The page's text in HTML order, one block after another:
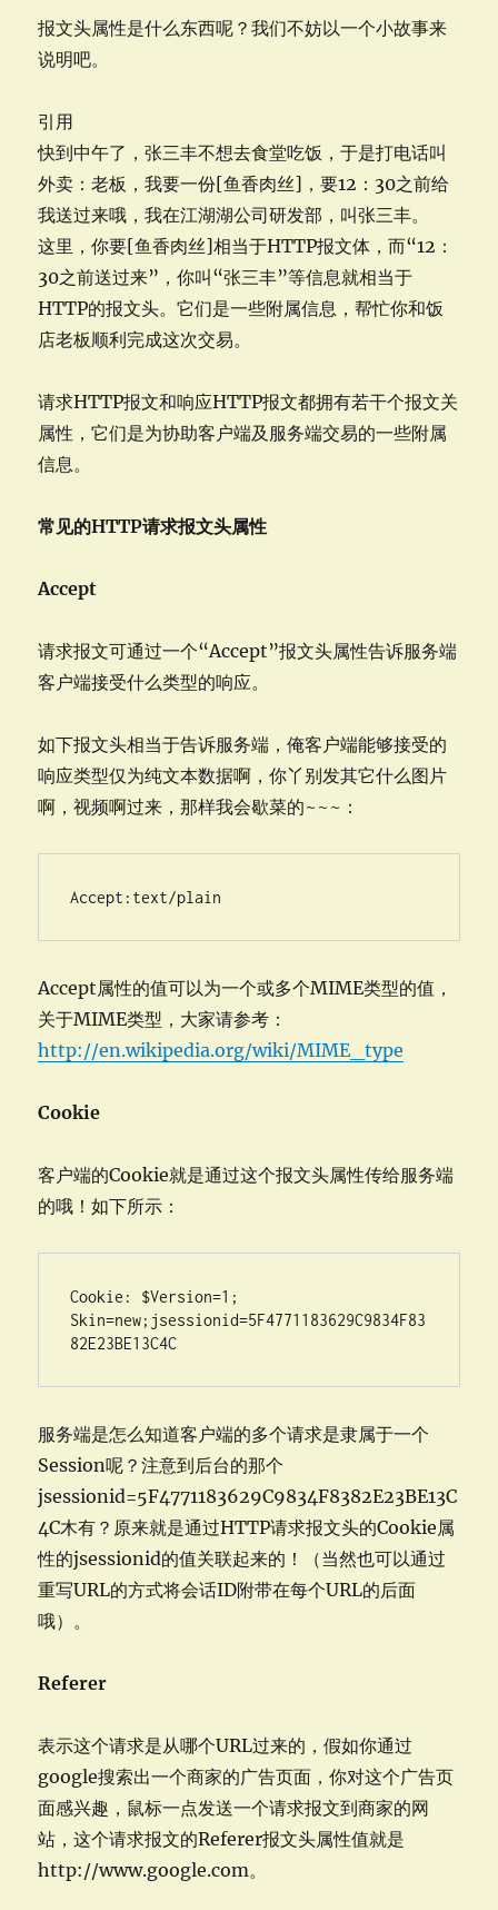
报文头属性是什么东西呢？我们不妨以一个小故事来
说明吧。
引用
快到中午了，张三丰不想去食堂吃饭，于是打电话叫
外卖：老板，我要一份[鱼香肉丝]，要12：30之前给
我送过来哦，我在江湖湖公司研发部，叫张三丰。
这里，你要[鱼香肉丝]相当于HTTP报文体，而“12：
30之前送过来”，你叫“张三丰”等信息就相当于
HTTP的报文头。它们是一些附属信息，帮忙你和饭
店老板顺利完成这次交易。
请求HTTP报文和响应HTTP报文都拥有若干个报文关
属性，它们是为协助客户端及服务端交易的一些附属
信息。
常见的HTTP请求报文头属性
Accept
请求报文可通过一个“Accept”报文头属性告诉服务端
客户端接受什么类型的响应。
如下报文头相当于告诉服务端，俺客户端能够接受的
响应类型仅为纯文本数据啊，你丫别发其它什么图片
啊，视频啊过来，那样我会歇菜的~~~：
Accept属性的值可以为一个或多个MIME类型的值，
关于MIME类型，大家请参考：
http://en.wikipedia.org/wiki/MIME_type
Cookie
客户端的Cookie就是通过这个报文头属性传给服务端
的哦！如下所示：
Cookie: $Version=1;
Skin=new;jsessionid=5F4771183629C9834F83
82E23BE13C4C
服务端是怎么知道客户端的多个请求是隶属于一个
Session呢？注意到后台的那个
jsessionid=5F4771183629C9834F8382E23BE13C
4C木有？原来就是通过HTTP请求报文头的Cookie属
性的jsessionid的值关联起来的！（当然也可以通过
重写URL的方式将会话ID附带在每个URL的后面
哦）。
Referer
表示这个请求是从哪个URL过来的，假如你通过
google搜索出一个商家的广告页面，你对这个广告页
面感兴趣，鼠标一点发送一个请求报文到商家的网
站，这个请求报文的Referer报文头属性值就是
http://www.google.com。